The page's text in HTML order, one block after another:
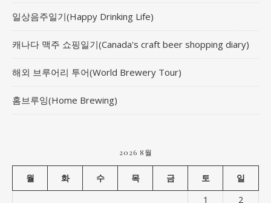
일상음주일기(Happy Drinking Life)
캐나다 맥주 쇼핑일기(Canada's craft beer shopping diary)
해외 브루어리 투어(World Brewery Tour)
홈브루잉(Home Brewing)
2026 8월
월 화 수 목 금 토
일
1
2